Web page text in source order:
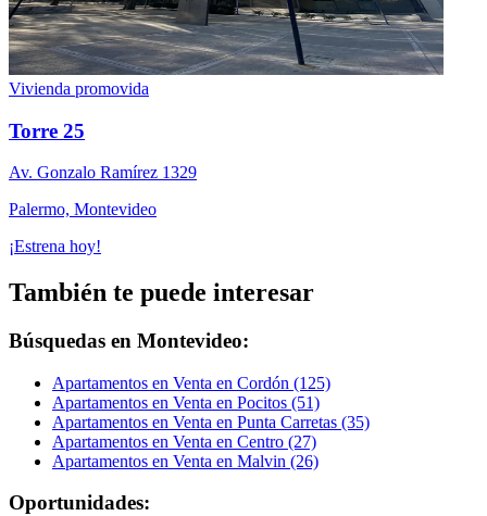
Vivienda promovida
Torre 25
Av. Gonzalo Ramí­rez 1329
Palermo, Montevideo
¡Estrena hoy!
También te puede interesar
Búsquedas en Montevideo:
Apartamentos en Venta en Cordón (125)
Apartamentos en Venta en Pocitos (51)
Apartamentos en Venta en Punta Carretas (35)
Apartamentos en Venta en Centro (27)
Apartamentos en Venta en Malvin (26)
Oportunidades: